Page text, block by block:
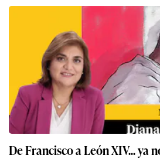
De Francisco a León XIV... ya